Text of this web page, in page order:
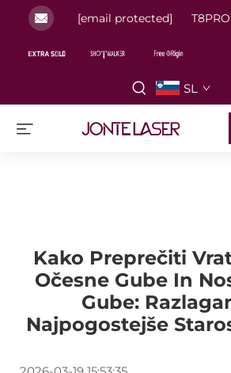
[email protected] T8PRO
SL
Kako Preprečiti
Očesne Gube In
Gube:
Najpogostejše